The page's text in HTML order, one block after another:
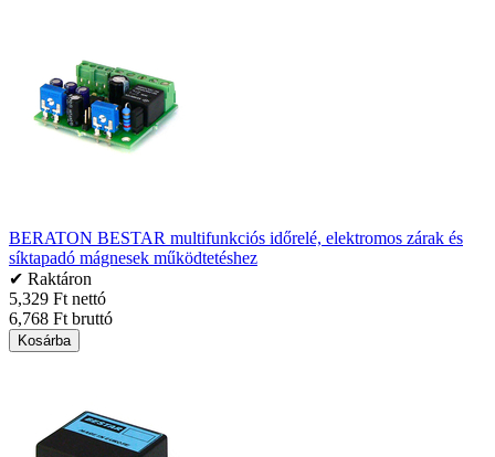
BERATON BESTAR multifunkciós időrelé, elektromos zárak és
síktapadó mágnesek működtetéshez
✔ Raktáron
5,329 Ft nettó
6,768 Ft bruttó
Kosárba